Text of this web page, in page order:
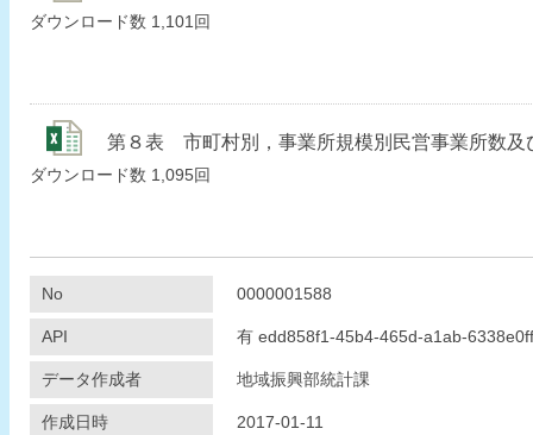
ダウンロード数 1,101回
第８表 市町村別，事業所規模別民営事業所数及
ダウンロード数 1,095回
No 0000001588
API 有 edd858f1-45b4-465d-a1ab-
データ作成者 地域振興部統計課
作成日時 2017-01-11